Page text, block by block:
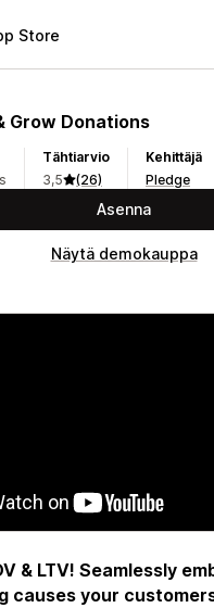
Store
Grow Donations
Tähtiarvio
3,5
(26)
Kehittäjä
Pledge
Asenna
Näytä demokauppa
& LTV! Seamlessly
causes your